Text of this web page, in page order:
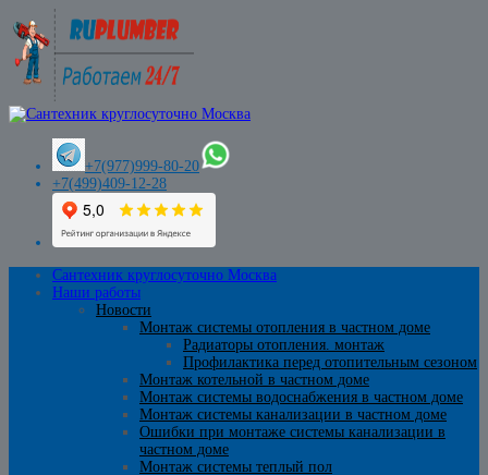
+7(977)999-80-20
+7(499)409-12-28
Сантехник круглосуточно Москва
Наши работы
Новости
Монтаж системы отопления в частном доме
Радиаторы отопления. монтаж
Профилактика перед отопительным сезоном
Монтаж котельной в частном доме
Монтаж системы водоснабжения в частном доме
Монтаж системы канализации в частном доме
Ошибки при монтаже системы канализации в
частном доме
Монтаж системы теплый пол